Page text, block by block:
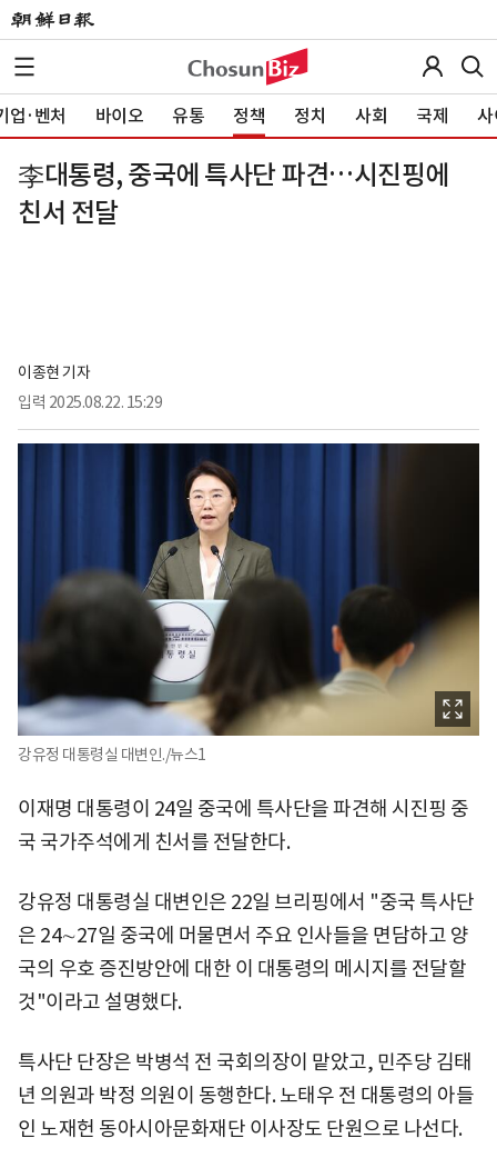
업·벤처 바이오 유통 정책 정치 사회 국제 사
李대통령, 중국에 특사단 파견…시진핑에
친서 전달
이종현 기자
입력 2025.08.22. 15:29
강유정 대통령실 대변인./뉴스1
이재명 대통령이 24일 중국에 특사단을 파견해 시진핑 중
국 국가주석에게 친서를 전달한다.
강유정 대통령실 대변인은 22일 브리핑에서 "중국 특사단
은 24∼27일 중국에 머물면서 주요 인사들을 면담하고 양
국의 우호 증진방안에 대한 이 대통령의 메시지를 전달할
것"이라고 설명했다.
특사단 단장은 박병석 전 국회의장이 맡았고, 민주당 김태
년 의원과 박정 의원이 동행한다. 노태우 전 대통령의 아들
인 노재헌 동아시아문화재단 이사장도 단원으로 나선다.